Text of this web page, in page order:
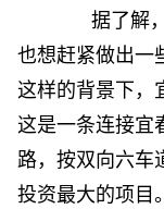
据了解，
也想赶紧做出一
这样的背景下，
这是一条连接宜
路，按双向六车
投资最大的项目。